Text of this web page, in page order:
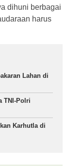
dihuni berbagai
harus
Lahan di
TNI-Polri
Karhutla di